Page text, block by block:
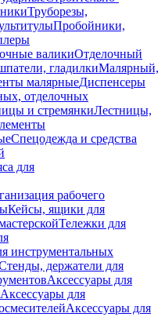
Труборезы,
Пробойники,
валикиОтделочный
гладилкиМалярный,
малярныеДиспенсеры
отделочных
и стремянкиЛестницы,
Спецодежда и средства
для
рабочего
Кейсы, ящики для
Тележки для
инструментальных
держатели для
Аксессуары для
Аксессуары для
Аксессуары для